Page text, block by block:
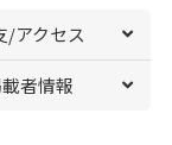
/アクセス
者情報